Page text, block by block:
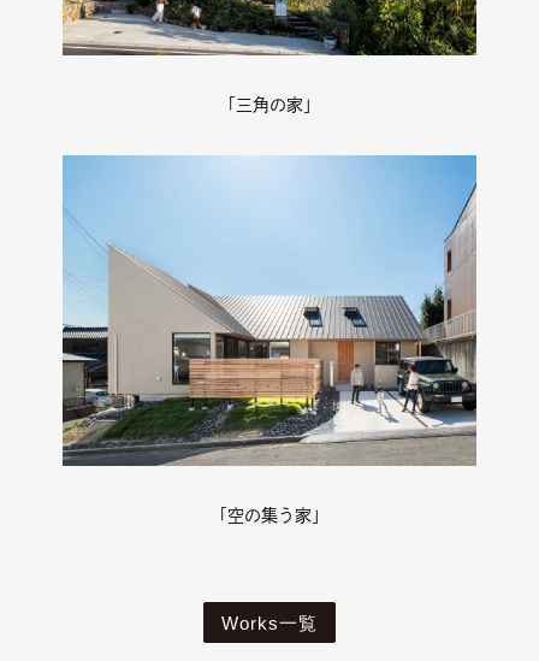
「三角の家」
「空の集う家」
Works一覧